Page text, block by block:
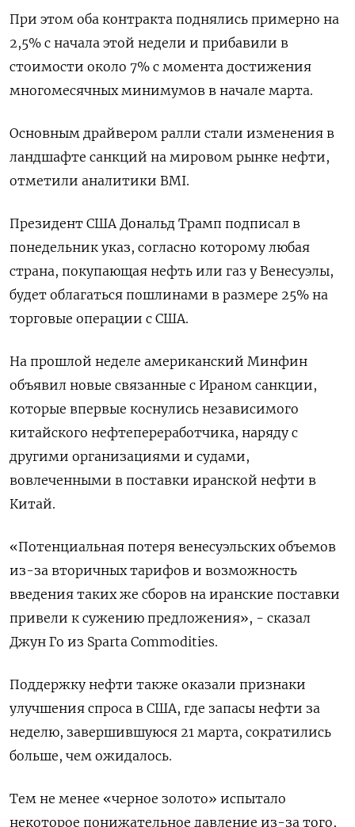
При этом оба контракта поднялись примерно на
2,5% с начала этой недели и прибавили в
стоимости около 7% с момента достижения
многомесячных минимумов в начале марта.
Основным драйвером ралли стали изменения в
ландшафте санкций на мировом рынке нефти,
отметили аналитики BMI.
Президент США Дональд Трамп подписал в
понедельник указ, согласно которому любая
страна, покупающая нефть или газ у Венесуэлы,
будет облагаться пошлинами в размере 25% на
торговые операции с США.
На прошлой неделе американский Минфин
объявил новые связанные с Ираном санкции,
которые впервые коснулись независимого
китайского нефтепереработчика, наряду с
другими организациями и судами,
вовлеченными в поставки иранской нефти в
Китай.
«Потенциальная потеря венесуэльских объемов
из-за вторичных тарифов и возможность
введения таких же сборов на иранские поставки
привели к сужению предложения», - сказал
Джун Го из Sparta Commodities.
Поддержку нефти также оказали признаки
улучшения спроса в США, где запасы нефти за
неделю, завершившуюся 21 марта, сократились
больше, чем ожидалось.
Тем не менее «черное золото» испытало
некоторое понижательное давление из-за того,